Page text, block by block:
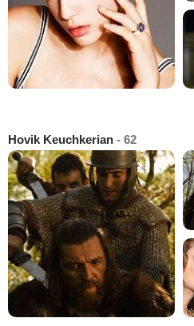
Hovik Keuchkerian - 62